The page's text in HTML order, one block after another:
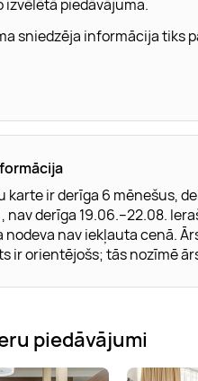
izvēlētā piedāvājuma.
sniedzēja informācija tiks
karte ir derīga 6 mēnešus,
nav derīga 19.06.–22.08.
nodeva nav iekļauta cenā.
ir orientējošs; tās nozīmē
piedāvājumi